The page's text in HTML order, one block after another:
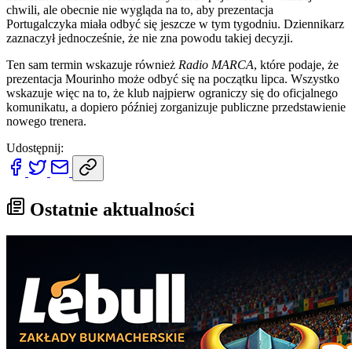
chwili, ale obecnie nie wygląda na to, aby prezentacja
Portugalczyka miała odbyć się jeszcze w tym tygodniu. Dziennikarz
zaznaczył jednocześnie, że nie zna powodu takiej decyzji.
Ten sam termin wskazuje również Radio MARCA, które podaje, że
prezentacja Mourinho może odbyć się na początku lipca. Wszystko
wskazuje więc na to, że klub najpierw ograniczy się do oficjalnego
komunikatu, a dopiero później zorganizuje publiczne przedstawienie
nowego trenera.
Udostępnij:
Ostatnie aktualności